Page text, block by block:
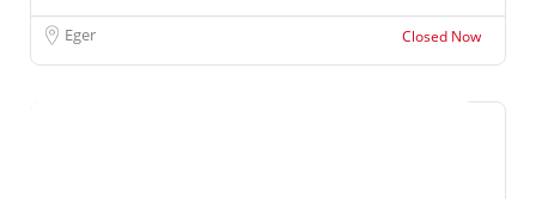
Eger Closed Now